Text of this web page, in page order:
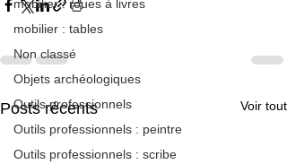
mobilier : roues à livres
mobilier : tables
Non classé
Objets archéologiques
Outils professionnels
Outils professionnels : peintre
Outils professionnels : scribe
Posts récents Voir tout